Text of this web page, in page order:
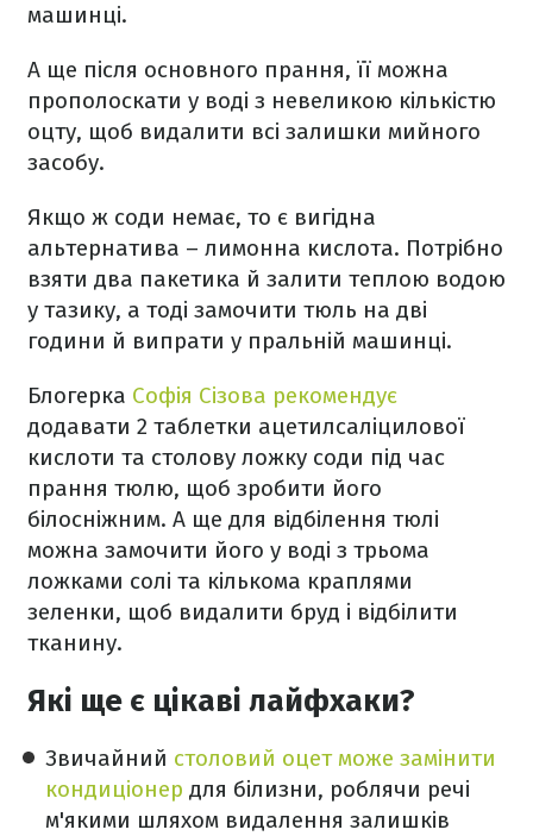
машинці.
А ще після основного прання, її можна
прополоскати у воді з невеликою кількістю
оцту, щоб видалити всі залишки мийного
засобу.
Якщо ж соди немає, то є вигідна
альтернатива – лимонна кислота. Потрібно
взяти два пакетика й залити теплою водою
у тазику, а тоді замочити тюль на дві
години й випрати у пральній машинці.
Блогерка Софія Сізова рекомендує
додавати 2 таблетки ацетилсаліцилової
кислоти та столову ложку соди під час
прання тюлю, щоб зробити його
білосніжним. А ще для відбілення тюлі
можна замочити його у воді з трьома
ложками солі та кількома краплями
зеленки, щоб видалити бруд і відбілити
тканину.
Які ще є цікаві лайфхаки?
Звичайний столовий оцет може замінити
кондиціонер для білизни, роблячи речі
м'якими шляхом видалення залишків